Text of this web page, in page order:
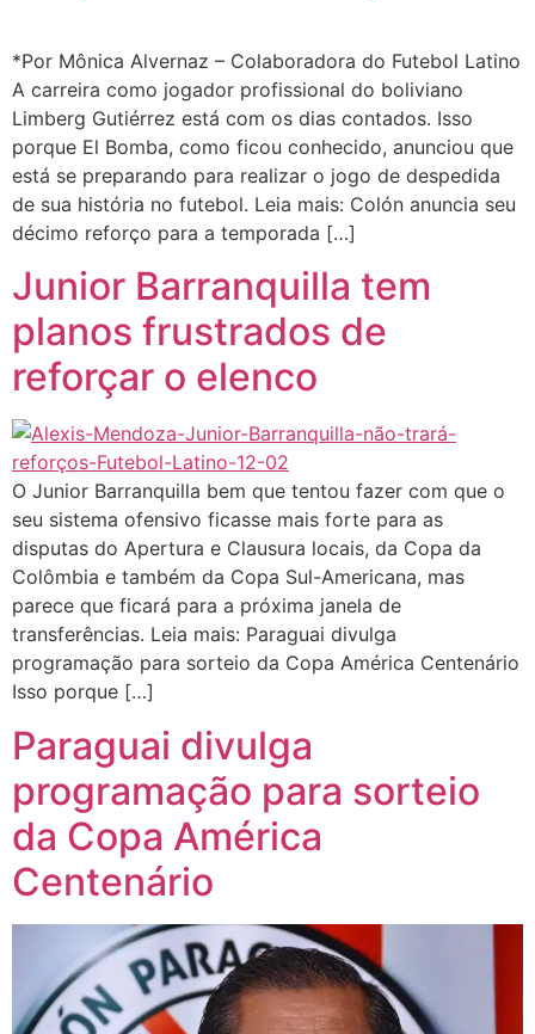
*Por Mônica Alvernaz – Colaboradora do Futebol Latino
A carreira como jogador profissional do boliviano
Limberg Gutiérrez está com os dias contados. Isso
porque El Bomba, como ficou conhecido, anunciou que
está se preparando para realizar o jogo de despedida
de sua história no futebol. Leia mais: Colón anuncia seu
décimo reforço para a temporada […]
Junior Barranquilla tem
planos frustrados de
reforçar o elenco
O Junior Barranquilla bem que tentou fazer com que o
seu sistema ofensivo ficasse mais forte para as
disputas do Apertura e Clausura locais, da Copa da
Colômbia e também da Copa Sul-Americana, mas
parece que ficará para a próxima janela de
transferências. Leia mais: Paraguai divulga
programação para sorteio da Copa América Centenário
Isso porque […]
Paraguai divulga
programação para sorteio
da Copa América
Centenário